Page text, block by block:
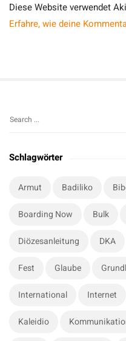
Diese Website verwendet
Erfahre, wie deine
S
t
S
a
Schlagwörter
Armut Badiliko
Boarding Now Bulk
Diözesanleitung DKA
Fest Glaube
International Internet
Kaleidio